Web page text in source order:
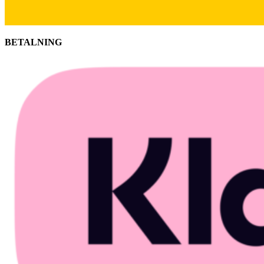
BETALNING